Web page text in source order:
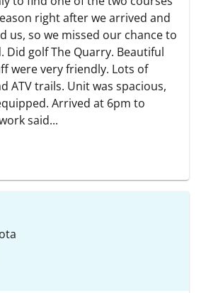
right after we arrived and
us, so we missed our chance to
Did golf The Quarry. Beautiful
were very friendly. Lots of
ATV trails. Unit was spacious,
Arrived at 6pm to
said...